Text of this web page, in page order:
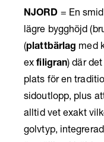
NJORD = En
lägre bygghöjd
( plattbärlag med
exfiligran) där
plats för en
sidoutlopp, plus
alltid vet exakt
golvtyp,